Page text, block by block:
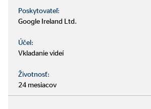
informácie a kontaktné údaje, ktoré
ma kontaktoval ohľadom mojej
e-mailovej adresy a telefónneho
účely. Súhlas je možné kedykoľvek
alebo poštou na adresu
Poskytovateľ:
Google Ireland Ltd.
Účel:
Vkladanie videí
Životnosť:
24 mesiacov